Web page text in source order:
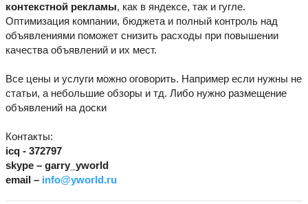
контекстной рекламы, как в яндексе, так и гугле.
Оптимизация компании, бюджета и полный контроль над
объявлениями поможет снизить расходы при повышении
качества объявлений и их мест.
Все цены и услуги можно оговорить. Например если нужны не
статьи, а небольшие обзоры и тд. Либо нужно размещение
объявлений на доски
Контакты:
icq - 372797
skype – garry_yworld
email – info@yworld.ru